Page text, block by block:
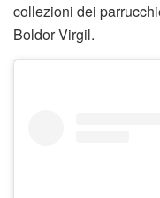
collezioni dei
Boldor Virgil.